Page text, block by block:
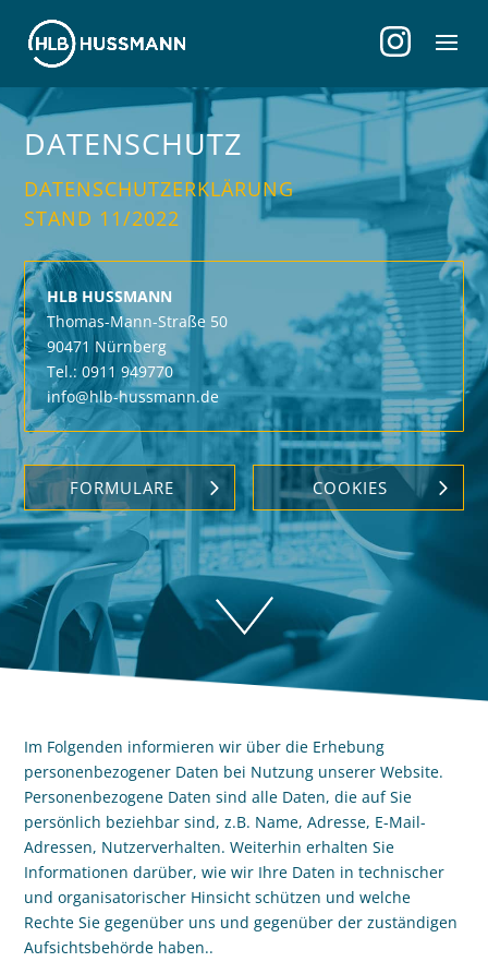
DATENSCHUTZ
DATENSCHUTZERKLÄRUNG
STAND 11/2022
HLB HUSSMANN
Thomas-Mann-Straße 50
90471 Nürnberg
Tel.: 0911 949770
info@hlb-hussmann.de
FORMULARE COOKIES
Im Folgenden informieren wir über die Erhebung
personenbezogener Daten bei Nutzung unserer Website.
Personenbezogene Daten sind alle Daten, die auf Sie
persönlich beziehbar sind, z.B. Name, Adresse, E-Mail-
Adressen, Nutzerverhalten. Weiterhin erhalten Sie
Informationen darüber, wie wir Ihre Daten in technischer
und organisatorischer Hinsicht schützen und welche
Rechte Sie gegenüber uns und gegenüber der zuständigen
Aufsichtsbehörde haben..